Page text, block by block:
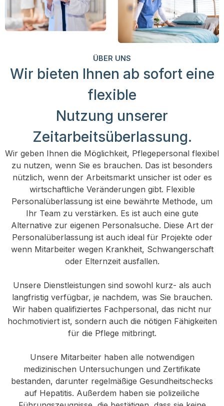
ÜBER UNS
Wir bieten Ihnen ab sofort eine
flexible
Nutzung unserer
Zeitarbeitsüberlassung.
Wir geben Ihnen die Möglichkeit, Pflegepersonal flexibel
zu nutzen, wenn Sie es brauchen. Das ist besonders
nützlich, wenn der Arbeitsmarkt unsicher ist oder es
wirtschaftliche Veränderungen gibt. Flexible
Personalüberlassung ist eine bewährte Methode, um
Ihr Team zu verstärken. Es ist auch eine gute
Alternative zur eigenen Personalsuche. Diese Art der
Personalüberlassung ist auch ideal für Projekte oder
wenn Mitarbeiter wegen Krankheit, Schwangerschaft
oder Elternzeit ausfallen.
Unsere Dienstleistungen sind sowohl kurz- als auch
langfristig verfügbar, je nachdem, was Sie brauchen.
Wir haben qualifiziertes Fachpersonal, das nicht nur
hochmotiviert ist, sondern auch die nötigen Fähigkeiten
für die Pflege mitbringt.
Unsere Mitarbeiter haben alle notwendigen
medizinischen Untersuchungen und Zertifikate
bestanden, darunter regelmäßige Gesundheitschecks
auf Hepatitis. Außerdem haben sie polizeiliche